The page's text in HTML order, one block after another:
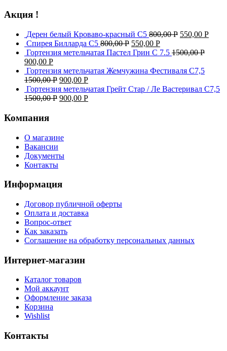
Акция !
Дерен белый Кроваво-красный С5 800,00Р 550,00 Р
Спирея Билларда С5 800,00Р 550,00 Р
Гортензия метельчатая Пастел Грин C 7.5 1500,00Р
900,00 Р
Гортензия метельчатая Жемчужина Фестиваля С7,5
1500,00Р 900,00 Р
Гортензия метельчатая Грейт Стар / Ле Вастеривал С7,5
1500,00Р 900,00 Р
Компания
О магазине
Вакансии
Документы
Контакты
Информация
Договор публичной оферты
Оплата и доставка
Вопрос-ответ
Как заказать
Соглашение на обработку персональных данных
Интернет-магазин
Каталог товаров
Мой аккаунт
Оформление заказа
Корзина
Wishlist
Контакты